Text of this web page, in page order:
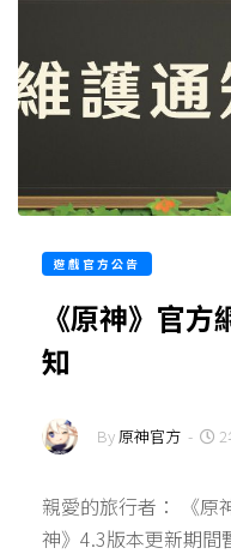
遊戲官方公告
《原神》官
知
By 原神官方 -
親愛的旅行者： 《原
神》4.3版本更新期間